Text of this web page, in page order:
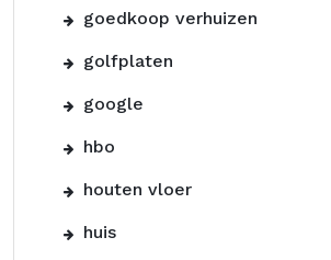
goedkoop verhuizen
golfplaten
google
hbo
houten vloer
huis